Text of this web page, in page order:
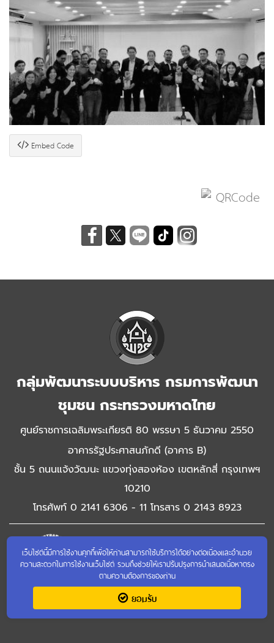
Embed Code
กลุ่มพัฒนาระบบบริหาร กรมการพัฒนา
ชุมชน กระทรวงมหาดไทย
ศูนย์ราชการเฉลิมพระเกียรติ 80 พรรษา 5 ธันวาคม 2550
อาคารรัฐประศาสนภักดี (อาคาร B)
ชั้น 5 ถนนแจ้งวัฒนะ แขวงทุ่งสองห้อง เขตหลักสี่ กรุงเทพฯ
10210
โทรศัพท์ 0 2141 6306 - 11 โทรสาร 0 2143 8923
เข้าชมเว็บไซต์เก่า
เว็บไซต์นี้มีการใช้งานคุกกี้เพื่อให้ท่านสามารถใช้บริการได้อย่างต่อเนื่องและอำนวย
ความสะดวกในการใช้งานเว็บไซต์ รวมถึงช่วยให้เราปรับปรุงการนำเสนอเนื้อหาตรง
ตามความต้องการของท่าน
ยอมรับ